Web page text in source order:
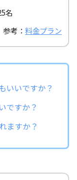
名
参考： 料金プラン
いいですか？
ですか？
ますか？